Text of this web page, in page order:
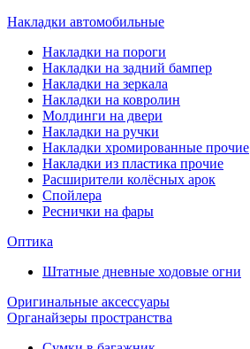
Накладки автомобильные
Накладки на пороги
Накладки на задний бампер
Накладки на зеркала
Накладки на ковролин
Молдинги на двери
Накладки на ручки
Накладки хромированные прочие
Накладки из пластика прочие
Расширители колёсных арок
Спойлера
Реснички на фары
Оптика
Штатные дневные ходовые огни
Оригинальные аксессуары
Органайзеры пространства